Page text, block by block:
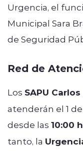
Urgencia, el
Municipal Sara
de Seguridad
Red de
Los SAPU
atenderán el 1
desde las 10:00
tanto, la